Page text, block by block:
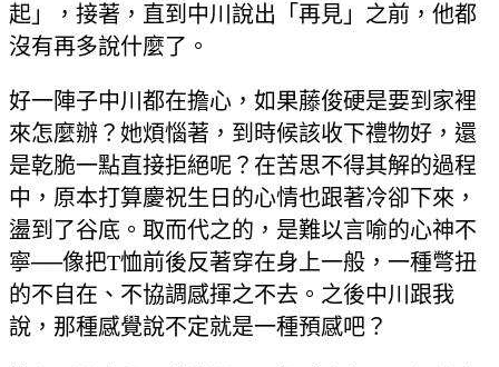
起」，接著，直到中川說出「再見」之前，他都
沒有再多說什麼了。
好一陣子中川都在擔心，如果藤俊硬是要到家裡
來怎麼辦？她煩惱著，到時候該收下禮物好，還
是乾脆一點直接拒絕呢？在苦思不得其解的過程
中，原本打算慶祝生日的心情也跟著冷卻下來，
盪到了谷底。取而代之的，是難以言喻的心神不
寧──像把T恤前後反著穿在身上一般，一種彆扭
的不自在、不協調感揮之不去。之後中川跟我
說，那種感覺說不定就是一種預感吧？